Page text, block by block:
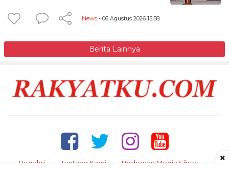
News - 06 Agustus 2026 15:58
Berita Lainnya
Redaksi Tentang Kami
Pedoman Media Siber
×